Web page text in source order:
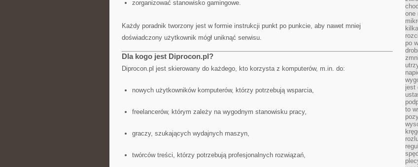
zorganizować stanowisko gamingowe.
Każdy poradnik tworzony jest w formie instrukcji punkt po punkcie, aby nawet mniej
doświadczony użytkownik mógł uniknąć serwisu.
Dla kogo jest Diprocon.pl?
Diprocon.pl jest skierowany do każdego, kto korzysta z komputerów, m.in. do:
nowych użytkowników komputerów, którzy potrzebują wsparcia,
freelancerów, którym zależy na wygodnym stanowisku pracy,
graczy, szukających wydajnych maszyn,
twórców treści, którzy potrzebują profesjonalnych rozwiązań,
one
po
jest
to